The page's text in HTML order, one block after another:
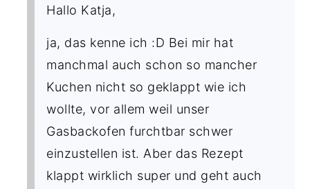
Hallo Katja,
ja, das kenne ich :D Bei mir hat
manchmal auch schon so mancher
Kuchen nicht so geklappt wie ich
wollte, vor allem weil unser
Gasbackofen furchtbar schwer
einzustellen ist. Aber das Rezept
klappt wirklich super und geht auch